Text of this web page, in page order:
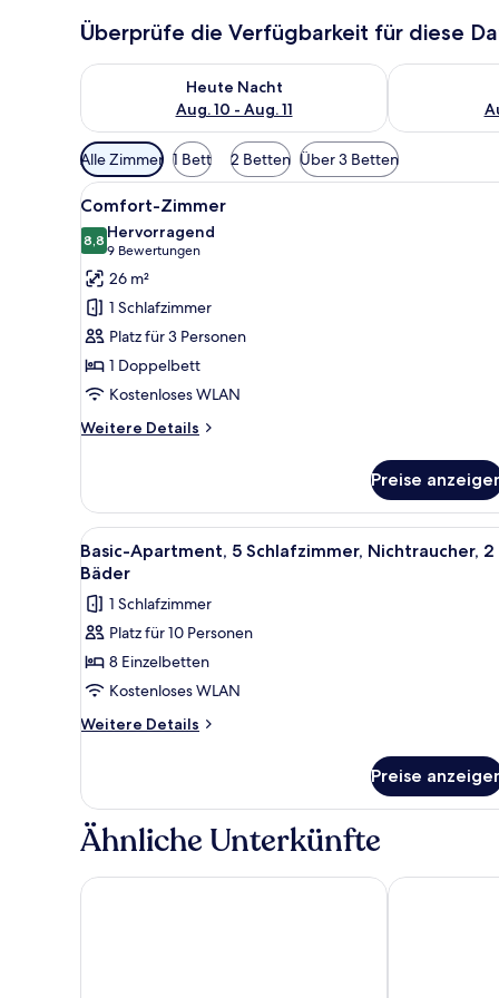
Überprüfe die Verfügbarkeit für diese
Heute Nacht
Aug. 10 - Aug. 11
Überprüfe die Verfügbarkeit für heute Nacht, Aug. 10
Überprüfe
Verfügbare
Filter
für
Zimmer
Alle Zimmer 1 Bett 2 Betten Über 3 Betten
Alle
Fotos
für
Comfort-
Zimmer
anzeigen
Ein Hotelzimmer mit einem
5
Comfort-Zimmer
8,88,8 von 10
Hervorragend
9 Bewertungen
(9
Bewertungen)
26 m²
1 Schlafzimmer
Platz für 3 Personen
1 Doppelbett
Kostenloses WLAN
Weitere Details
Weitere
Zimmer
Preise
Alle
Fotos
für
Basic-
Apartment,
5 Schlafzimmer,
Nichtraucher,
2
Ein Hotelzimmer mit einem
6
Basic-Apartment, 5 Schlafzimmer, Nichtraucher, 2
Bäder
1 Schlafzimmer
Platz für 10 Personen
8 Einzelbetten
Kostenloses WLAN
Weitere Details
Weitere
Apartment,
5 Schlafzimmer,
Nichtraucher,
Bäder
Preise
Ähnliche Unterkünfte
Fletcher Hotel-Restaurant De Scheperskamp
Hotel